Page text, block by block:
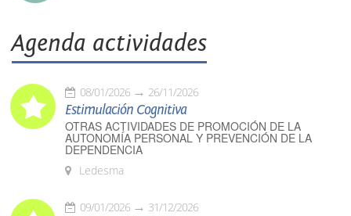
Agenda actividades
08/01/2026 26/11/2026
Estimulación Cognitiva
OTRAS ACTIVIDADES DE PROMOCIÓN DE LA
AUTONOMÍA PERSONAL Y PREVENCIÓN DE LA
DEPENDENCIA
Ledesma
09/01/2026 31/12/2026